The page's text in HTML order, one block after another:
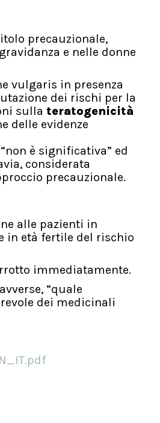
precauzionale,
e nelle donne
vulgaris in presenza
dei rischi per la
sulla teratogenicità
delle evidenze
è significativa” ed
considerata
precauzionale.
alle pazienti in
in età fertile del rischio
immediatamente.
“quale
dei medicinali